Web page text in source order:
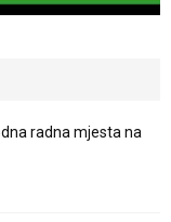
radna mjesta na